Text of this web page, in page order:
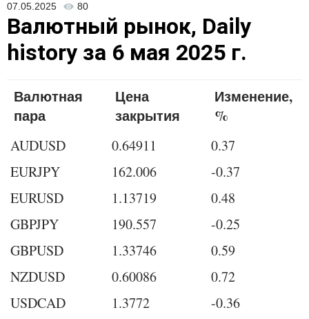
07.05.2025 80
Валютный рынок, Daily
history за 6 мая 2025 г.
Валютная
пара
Цена
закрытия
Изменение,
%
AUDUSD 0.64911
0.37
EURJPY
162.006
-0.37
EURUSD
1.13719
0.48
GBPJPY
190.557
-0.25
GBPUSD
1.33746
0.59
NZDUSD
0.60086
0.72
USDCAD
1.3772
-0.36